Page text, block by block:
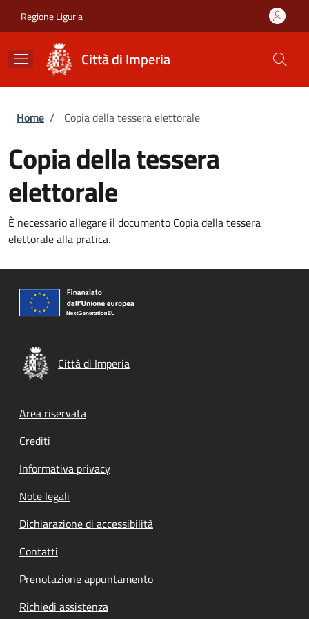
Regione Liguria
Città di Imperia
Briciole di pane
Home / Copia della tessera elettorale
Copia della tessera
elettorale
È necessario allegare il documento Copia della tessera
elettorale alla pratica.
Città di Imperia
Footer menu
Area riservata
Crediti
Informativa privacy
Note legali
Dichiarazione di accessibilità
Contatti
Prenotazione appuntamento
Richiedi assistenza